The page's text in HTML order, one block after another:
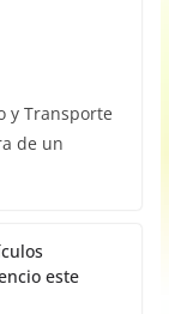
y Transporte
de un
este